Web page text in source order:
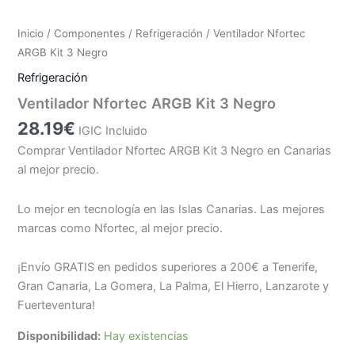
Inicio / Componentes / Refrigeración / Ventilador Nfortec
ARGB Kit 3 Negro
Refrigeración
Ventilador Nfortec ARGB Kit 3 Negro
28.19€ IGIC Incluido
Comprar Ventilador Nfortec ARGB Kit 3 Negro en Canarias
al mejor precio.
Lo mejor en tecnología en las Islas Canarias. Las mejores
marcas como Nfortec, al mejor precio.
¡Envío GRATIS en pedidos superiores a 200€ a Tenerife,
Gran Canaria, La Gomera, La Palma, El Hierro, Lanzarote y
Fuerteventura!
Disponibilidad: Hay existencias